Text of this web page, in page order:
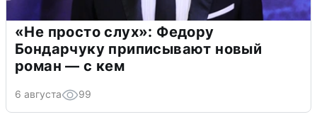
«Не просто слух»: Федору
Бондарчуку приписывают новый
роман — с кем
6 августа 99